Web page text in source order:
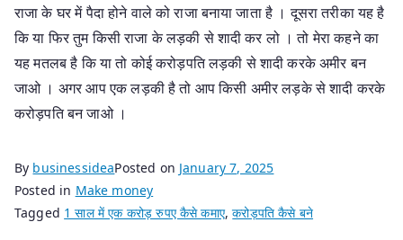
राजा के घर में पैदा होने वाले को राजा बनाया जाता है । दूसरा तरीका यह है
कि या फिर तुम किसी राजा के लड़की से शादी कर लो । तो मेरा कहने का
यह मतलब है कि या तो कोई करोड़पति लड़की से शादी करके अमीर बन
जाओ । अगर आप एक लड़की है तो आप किसी अमीर लड़के से शादी करके
करोड़पति बन जाओ ।
By businessideaPosted on January 7, 2025
Posted in Make money
Tagged 1 साल में एक करोड़ रुपए कैसे कमाए,करोड़पति कैसे बने